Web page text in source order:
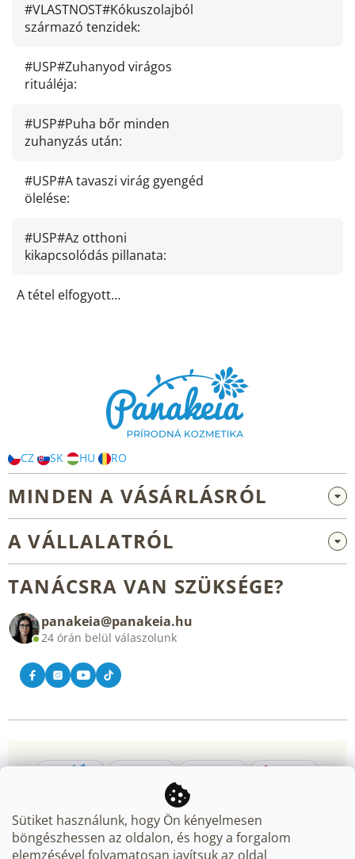
Sütiket használunk, hogy Ön kényelmesen
böngészhessen az oldalon, és hogy a forgalom
elemzésével folyamatosan javítsuk az oldal
#VLASTNOST#Kókuszolajból
származó tenzidek:
#USP#Zuhanyod virágos
rituáléja:
#USP#Puha bőr minden
zuhanyzás után:
#USP#A tavaszi virág gyengéd
ölelése:
#USP#Az otthoni
kikapcsolódás pillanata:
A tétel elfogyott…
CZ SK HU RO
MINDEN A VÁSÁRLÁSRÓL
Nagykereskedelem és együttműködés
Általános üzleti feltételek
A VÁLLALATRÓL
Kapcsolat
TANÁCSRA VAN SZÜKSÉGE?
panakeia@panakeia.hu
24 órán belül válaszolunk